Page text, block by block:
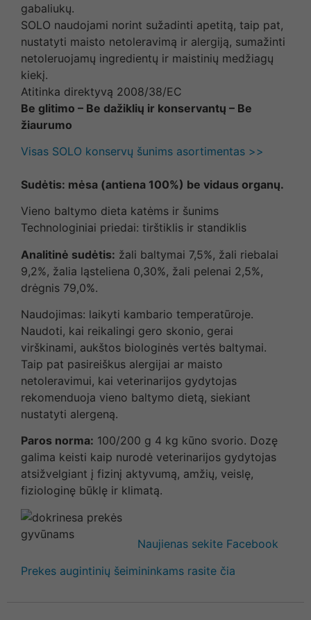
gabaliukų.
SOLO naudojami norint sužadinti apetitą, taip pat,
nustatyti maisto netoleravimą ir alergiją, sumažinti
netoleruojamų ingredientų ir maistinių medžiagų
kiekį.
Atitinka direktyvą 2008/38/EC
Be glitimo – Be dažiklių ir konservantų – Be
žiaurumo
Visas SOLO konservų šunims asortimentas >>
Sudėtis: mėsa (antiena 100%) be vidaus organų.
Vieno baltymo dieta katėms ir šunims
Technologiniai priedai: tirštiklis ir standiklis
Analitinė sudėtis: žali baltymai 7,5%, žali riebalai
9,2%, žalia ląsteliena 0,30%, žali pelenai 2,5%,
drėgnis 79,0%.
Naudojimas: laikyti kambario temperatūroje.
Naudoti, kai reikalingi gero skonio, gerai
virškinami, aukštos biologinės vertės baltymai.
Taip pat pasireiškus alergijai ar maisto
netoleravimui, kai veterinarijos gydytojas
rekomenduoja vieno baltymo dietą, siekiant
nustatyti alergeną.
Paros norma: 100/200 g 4 kg kūno svorio. Dozę
galima keisti kaip nurodė veterinarijos gydytojas
atsižvelgiant į fizinį aktyvumą, amžių, veislę,
fiziologinę būklę ir klimatą.
Naujienas sekite Facebook
Prekes augintinių šeimininkams rasite čia